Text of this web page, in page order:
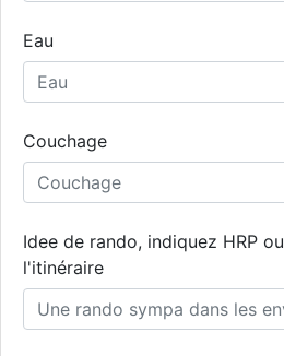
Eau
Couchage
Idee de rando, indiquez HRP
l'itinéraire